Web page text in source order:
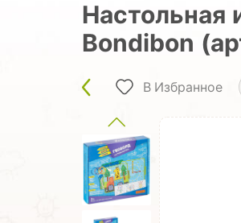
Настольная
Bondibon
В Избранное